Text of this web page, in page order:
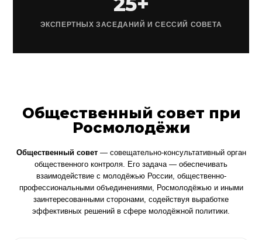
ЭКСПЕРТНЫХ ЗАСЕДАНИЙ И СЕССИЙ СОВЕТА
Общественный совет при
Росмолодёжи
Общественный совет— совещательно-консультативный орган
общественного контроля. Его задача — обеспечивать
взаимодействие с молодёжью России, общественно-
профессиональными объединениями, Росмолодёжью и иными
заинтересованными сторонами, содействуя выработке
эффективных решений в сфере молодёжной политики.